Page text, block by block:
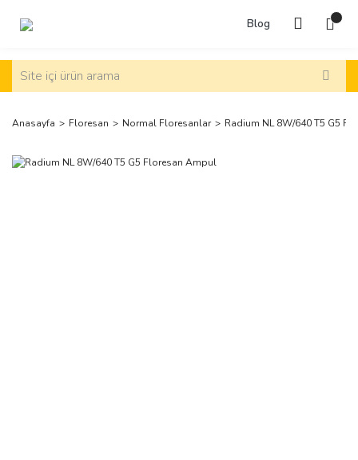
Blog
Anasayfa Floresan Normal Floresanlar Radium NL 8W/640 T5 G5